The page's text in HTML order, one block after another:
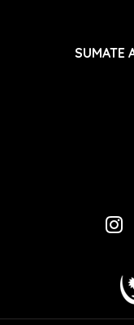
SUMATE